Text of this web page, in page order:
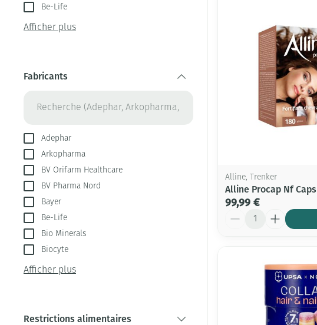
Be-Life
Afficher plus
Fabricants
Adephar
Arkopharma
BV Orifarm Healthcare
BV Pharma Nord
Bayer
Be-Life
Bio Minerals
Biocyte
Afficher plus
Restrictions alimentaires
Alline, Trenker
Alline Procap Nf
99,99 €
Quantité